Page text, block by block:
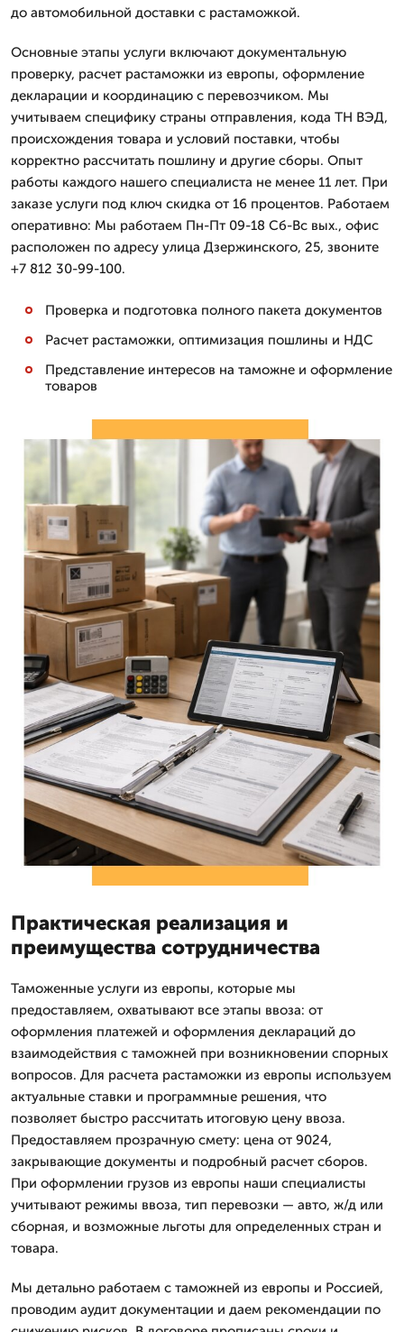
до автомобильной доставки с растаможкой.
Основные этапы услуги включают документальную
проверку, расчет растаможки из европы, оформление
декларации и координацию с перевозчиком. Мы
учитываем специфику страны отправления, кода ТН ВЭД,
происхождения товара и условий поставки, чтобы
корректно рассчитать пошлину и другие сборы. Опыт
работы каждого нашего специалиста не менее 11 лет. При
заказе услуги под ключ скидка от 16 процентов. Работаем
оперативно: Мы работаем Пн-Пт 09-18 Сб-Вс вых., офис
расположен по адресу улица Дзержинского, 25, звоните
+7 812 30-99-100.
Проверка и подготовка полного пакета документов
Расчет растаможки, оптимизация пошлины и НДС
Представление интересов на таможне и оформление
товаров
Практическая реализация и
преимущества сотрудничества
Таможенные услуги из европы, которые мы
предоставляем, охватывают все этапы ввоза: от
оформления платежей и оформления деклараций до
взаимодействия с таможней при возникновении спорных
вопросов. Для расчета растаможки из европы используем
актуальные ставки и программные решения, что
позволяет быстро рассчитать итоговую цену ввоза.
Предоставляем прозрачную смету: цена от 9024,
закрывающие документы и подробный расчет сборов.
При оформлении грузов из европы наши специалисты
учитывают режимы ввоза, тип перевозки — авто, ж/д или
сборная, и возможные льготы для определенных стран и
товара.
Мы детально работаем с таможней из европы и Россией,
проводим аудит документации и даем рекомендации по